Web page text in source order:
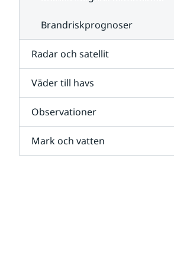
Brandriskprognoser
Radar och satellit
Väder till havs
Observationer
Mark och vatten